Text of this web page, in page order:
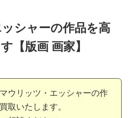
シャーの作品を高
【版画 画家】
ウリッツ・エッシャーの作
取いたします。